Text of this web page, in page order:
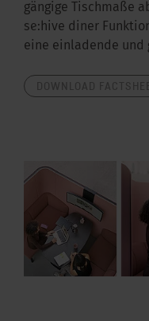
gängige Tischmaße
se:hive diner
eine einladende und